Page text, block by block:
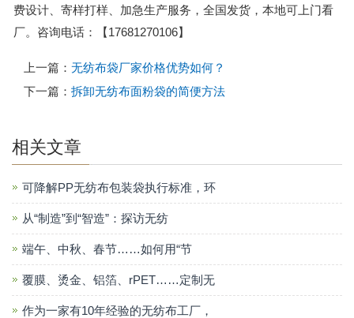
费设计、寄样打样、加急生产服务，全国发货，本地可上门看
厂。咨询电话：【17681270106】
上一篇： 无纺布袋厂家价格优势如何？
下一篇： 拆卸无纺布面粉袋的简便方法
相关文章
可降解PP无纺布包装袋执行标准，环
从“制造”到“智造”：探访无纺
端午、中秋、春节……如何用“节
覆膜、烫金、铝箔、rPET……定制无
作为一家有10年经验的无纺布工厂，